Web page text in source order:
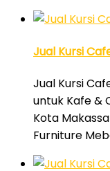
Jual Kursi
Jual Kursi
untuk Kafe &
Kota
Furniture